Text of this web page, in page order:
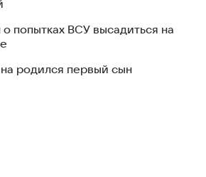
попытках ВСУ высадиться на
родился первый сын